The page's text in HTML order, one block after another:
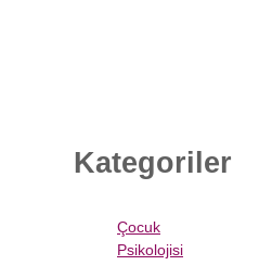
Kategoriler
Çocuk
Psikolojisi